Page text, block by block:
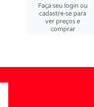
Faça seu login ou
cadastre-se para
ver preços e
comprar